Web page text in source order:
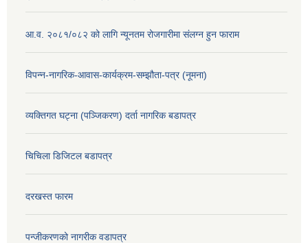
आ.व. २०८१/०८२ को लागि न्यूनतम रोजगारीमा संलग्न हुन फाराम
विपन्न-नागरिक-आवास-कार्यक्रम-सम्झौता-पत्र (नूमना)
व्यक्तिगत घट्ना (पञ्जिकरण) दर्ता नागरिक बडापत्र
चिचिला डिजिटल बडापत्र
दरखस्त फारम
प‍न्जीकरणको नागरीक वडापत्र